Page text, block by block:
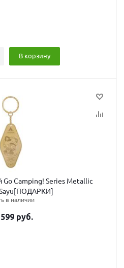
В корзину
Go Camping! Series Metallic
в наличии
599 руб.